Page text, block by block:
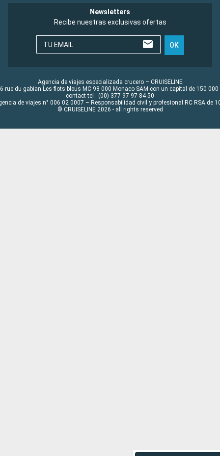
Newsletters
Recibe nuestras exclusivas ofertas
TU EMAIL OK
Agencia de viajes especializada crucero – CRUISELINE
rue du gabian Les flots bleus MC 98 000 Monaco SAM con un capital de 150 000
contact tel : (00) 377 97 97 84 50
de viajes n° 006 02 0007 – Responsabilidad civil y profesional RC RSA de
© CRUISELINE 2026 - all rights reserved